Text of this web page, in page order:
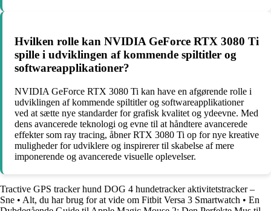
Hvilken rolle kan NVIDIA GeForce RTX 3080 Ti
spille i udviklingen af kommende spiltitler og
softwareapplikationer?
NVIDIA GeForce RTX 3080 Ti kan have en afgørende rolle i
udviklingen af kommende spiltitler og softwareapplikationer
ved at sætte nye standarder for grafisk kvalitet og ydeevne. Med
dens avancerede teknologi og evne til at håndtere avancerede
effekter som ray tracing, åbner RTX 3080 Ti op for nye kreative
muligheder for udviklere og inspirerer til skabelse af mere
imponerende og avancerede visuelle oplevelser.
Tractive GPS tracker hund DOG 4 hundetracker aktivitetstracker –
Sne • Alt, du har brug for at vide om Fitbit Versa 3 Smartwatch • En